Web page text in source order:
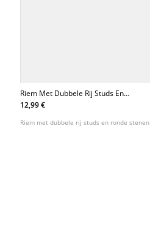
Riem Met Dubbele Rij Studs En
Steentjes
12,99 €
Riem met dubbele rij studs en ronde stenen.